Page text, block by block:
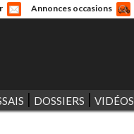
Annonces occasions
DOSSIERS VIDÉOS